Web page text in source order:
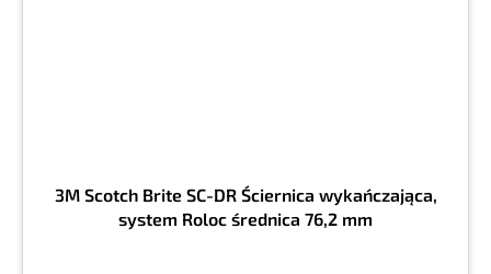
3M Scotch Brite SC-DR Ściernica wykańczająca,
system Roloc średnica 76,2 mm